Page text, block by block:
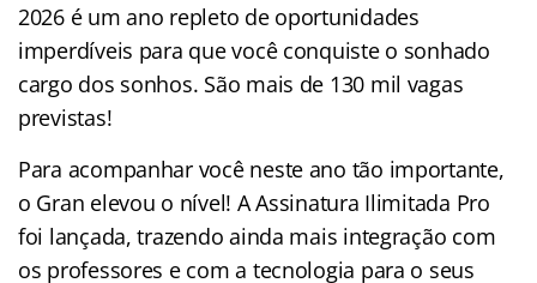
2026 é um ano repleto de oportunidades
imperdíveis para que você conquiste o sonhado
cargo dos sonhos. São mais de 130 mil vagas
previstas!
Para acompanhar você neste ano tão importante,
o Gran elevou o nível! A Assinatura Ilimitada Pro
foi lançada, trazendo ainda mais integração com
os professores e com a tecnologia para o seus